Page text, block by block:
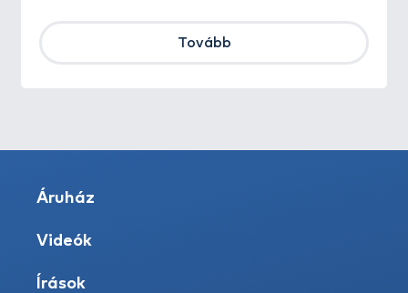
Tovább
Áruház
Videók
Írások